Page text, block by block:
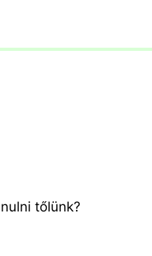
tőlünk?